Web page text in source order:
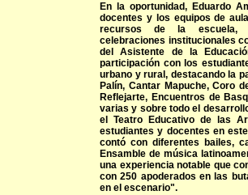
En la oportunidad, Eduardo
docentes y los equipos de
recursos de la escuela,
celebraciones institucionales
del Asistente de la
participación con los
urbano y rural, destacando la
Palín, Cantar Mapuche, Coro
Reflejarte, Encuentros de
varias y sobre todo el
el Teatro Educativo de las
estudiantes y docentes en
contó con diferentes bailes,
Ensamble de música
una experiencia notable que
con 250 apoderados en las
en el escenario".